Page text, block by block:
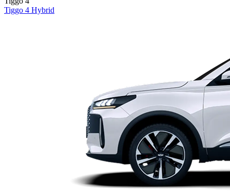
Tiggo 4 Hybrid